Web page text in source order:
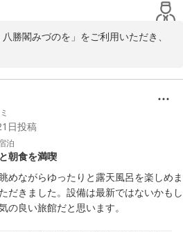
大変ありがたいお言葉を励みに、これ
ときをお過ごしいただける宿を目指
ります。
申し上げております。
づのを
勝閣みづのを」をご利用いただき、
また、ご宿泊後の貴重なご感想をお
プにご満足いただけたとのこと、何よ
呂やお食事につきましても「満足」と
しく励みになります。
贅沢なひとときをお過ごしいただけ
めてまいります。また犬山へお越しの
当館へお立ち寄りくださいませ。
心よりお待ち申し上げております。
日投稿
泊
朝食を満喫
めながらゆったりと露天風呂を楽しめま
だきました。設備は最新ではないかもし
の良い旅館だと思います。